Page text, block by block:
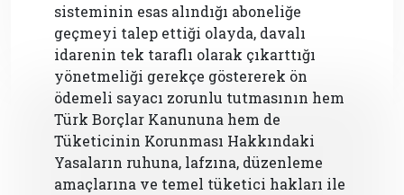
sisteminin esas alındığı aboneliğe
geçmeyi talep ettiği olayda, davalı
idarenin tek taraflı olarak çıkarttığı
yönetmeliği gerekçe göstererek ön
ödemeli sayacı zorunlu tutmasının hem
Türk Borçlar Kanununa hem de
Tüketicinin Korunması Hakkındaki
Yasaların ruhuna, lafzına, düzenleme
amaçlarına ve temel tüketici hakları ile